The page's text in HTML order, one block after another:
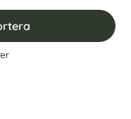
Samsung Galaxy